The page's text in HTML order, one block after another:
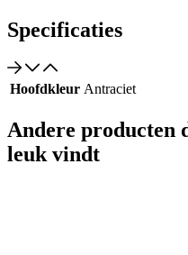
Specificaties
Hoofdkleur Antraciet
Andere producten
leuk vindt